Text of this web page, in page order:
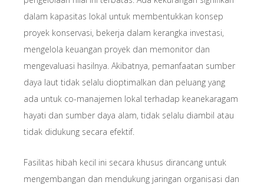
dalam kapasitas lokal untuk membentukkan konsep
proyek konservasi, bekerja dalam kerangka investasi,
mengelola keuangan proyek dan memonitor dan
mengevaluasi hasilnya. Akibatnya, pemanfaatan sumber
daya laut tidak selalu dioptimalkan dan peluang yang
ada untuk co-manajemen lokal terhadap keanekaragam
hayati dan sumber daya alam, tidak selalu diambil atau
tidak didukung secara efektif.
Fasilitas hibah kecil ini secara khusus dirancang untuk
mengembangan dan mendukung jaringan organisasi dan